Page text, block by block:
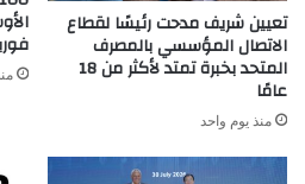
تعيين شريف مدحت رئيسًا لقطاع
الاتصال المؤسسي بالمصرف
المتحد بخبرة تمتد لأكثر من 18
عامًا
منذ يوم واحد